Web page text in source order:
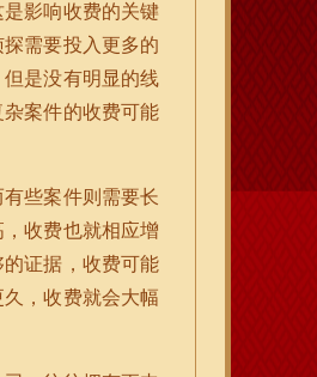
影响收费的关键
需要投入更多的
是没有明显的线
案件的收费可能
些案件则需要长
收费也就相应增
证据，收费可能
，收费就会大幅